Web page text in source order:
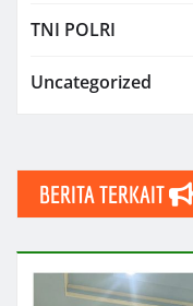
TNI POLRI
Uncategorized
BERITA TERKAIT